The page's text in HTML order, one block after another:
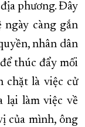
phương. Đây
ngày càng gắn
nhân dân
thúc đẩy mối
chặt là việc cử
lại làm việc về
của mình, ông